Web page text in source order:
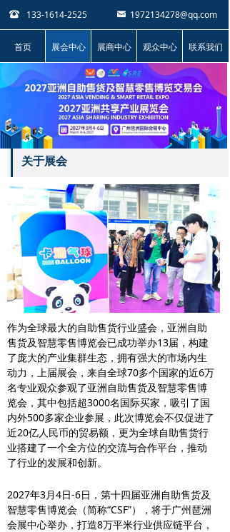
뀰 낂 1972134278@qq.com
133-1614-2525
首页 展会中心 展商中心 观众中心 联系我们
关于展会
作为全球最大的自助售货行业盛会，亚洲自助
售货及智慧零售博览会已成功举办13届，构建
了庞大的产业集群生态，拥有强大的市场内生
动力，上届展会，来自全球70多个国家的近6万
名专业观众参观了亚洲自助售货及智慧零售博
览会，其中包括超3000名国际买家，吸引了国
内外500多家企业参展，此次博览会不仅促进了
近20亿人民币的贸易额，更为全球自助售货行
业搭建了一个全方位的交流与合作平台，推动
了行业的发展和创新。
2027年3月4日-6日，第十四届亚洲自助售货及
智慧零售博览会（简称“CSF”），将于广州琶洲
会展中心举办，打造8万平米行业供应链平台，